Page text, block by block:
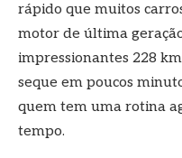
rápido que muitos
motor de última
impressionantes 228
seque em poucos
quem tem uma rotina
tempo.